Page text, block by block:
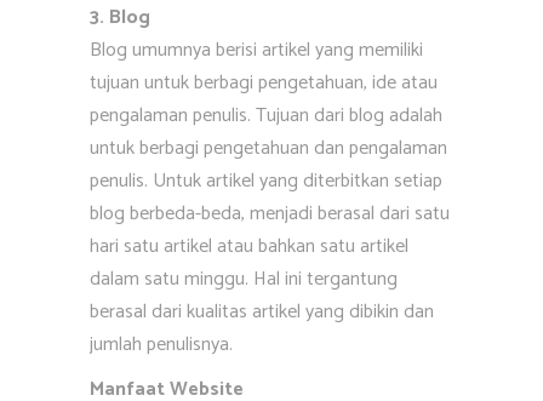
3. Blog
Blog umumnya berisi artikel yang memiliki
tujuan untuk berbagi pengetahuan, ide atau
pengalaman penulis. Tujuan dari blog adalah
untuk berbagi pengetahuan dan pengalaman
penulis. Untuk artikel yang diterbitkan setiap
blog berbeda-beda, menjadi berasal dari satu
hari satu artikel atau bahkan satu artikel
dalam satu minggu. Hal ini tergantung
berasal dari kualitas artikel yang dibikin dan
jumlah penulisnya.
Manfaat Website